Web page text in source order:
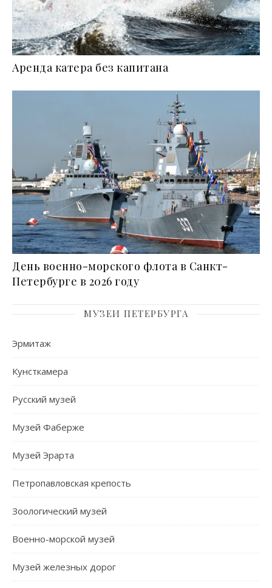
Аренда катера без капитана
День военно-морского флота в Санкт-
Петербурге в 2026 году
МУЗЕИ ПЕТЕРБУРГА
Эрмитаж
Кунсткамера
Русский музей
Музей Фаберже
Музей Эрарта
Петропавловская крепость
Зоологический музей
Военно-морской музей
Музей железных дорог